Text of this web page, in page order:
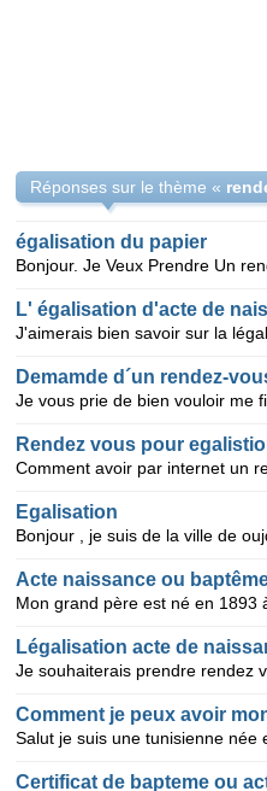
Réponses sur le thème «
égalisation du papier
L' égalisation d'acte de
Demamde d´un rendez-
Rendez vous pour
Egalisation
Acte naissance ou
Légalisation acte de
Certificat de bapteme ou